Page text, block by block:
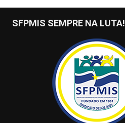
SFPMIS SEMPRE NA LUTA!